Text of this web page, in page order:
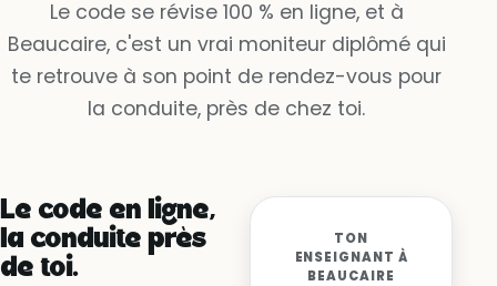
Oui, la voie est libre
Non, la ligne me l’interdit
Le code se révise 100 % en ligne, et à
Beaucaire, c'est un vrai moniteur diplômé qui
te retrouve à son point de rendez-vous pour
la conduite, près de chez toi.
Le code en ligne,
la conduite près
de toi.
TON
ENSEIGNANT À
BEAUCAIRE